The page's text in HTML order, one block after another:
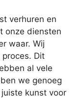
verhuren en
onze diensten
waar. Wij
Dit
al vele
we genoeg
kunst voor